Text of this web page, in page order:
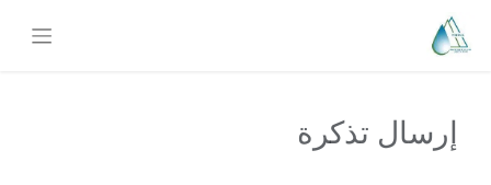
إرسال تذكرة